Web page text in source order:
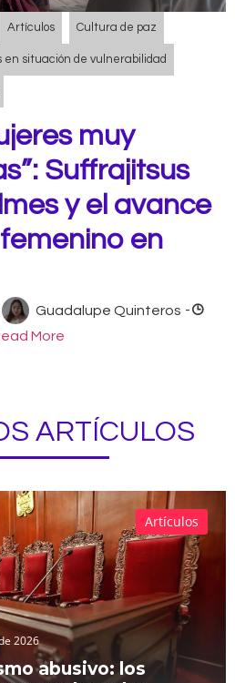
Artículos Cultura de paz
en situación de vulnerabilidad
muy
Suffrajitsus
y el avance
en
Guadalupe Quinteros -
More
ARTÍCULOS
2026
abusivo: los
Artículos